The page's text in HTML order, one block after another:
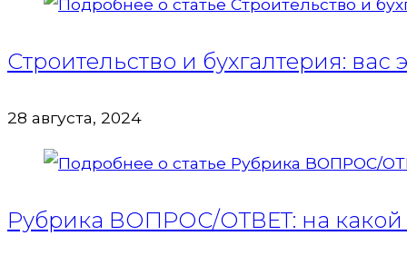
Строительство и бухгалтерия: вас
28 августа, 2024
Рубрика ВОПРОС/ОТВЕТ: на какой